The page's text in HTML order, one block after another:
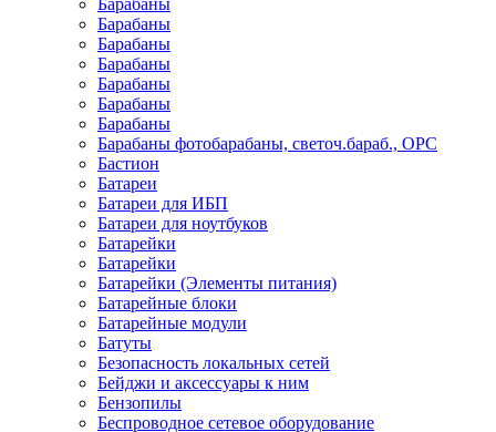
Барабаны
Барабаны
Барабаны
Барабаны
Барабаны
Барабаны
Барабаны фотобарабаны, светоч.бараб., OPC
Бастион
Батареи
Батареи для ИБП
Батареи для ноутбуков
Батарейки
Батарейки
Батарейки (Элементы питания)
Батарейные блоки
Батарейные модули
Батуты
Безопасность локальных сетей
Бейджи и аксесcуары к ним
Бензопилы
Беспроводное сетевое оборудование